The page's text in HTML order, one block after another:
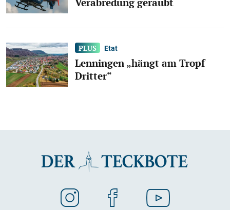
Etat
Lenningen „hängt am Tropf
Dritter“